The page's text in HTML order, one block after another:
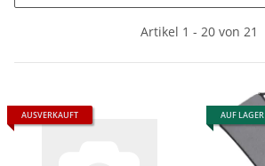
Artikel 1 - 20 von 21
AUSVERKAUFT AUF LAGER